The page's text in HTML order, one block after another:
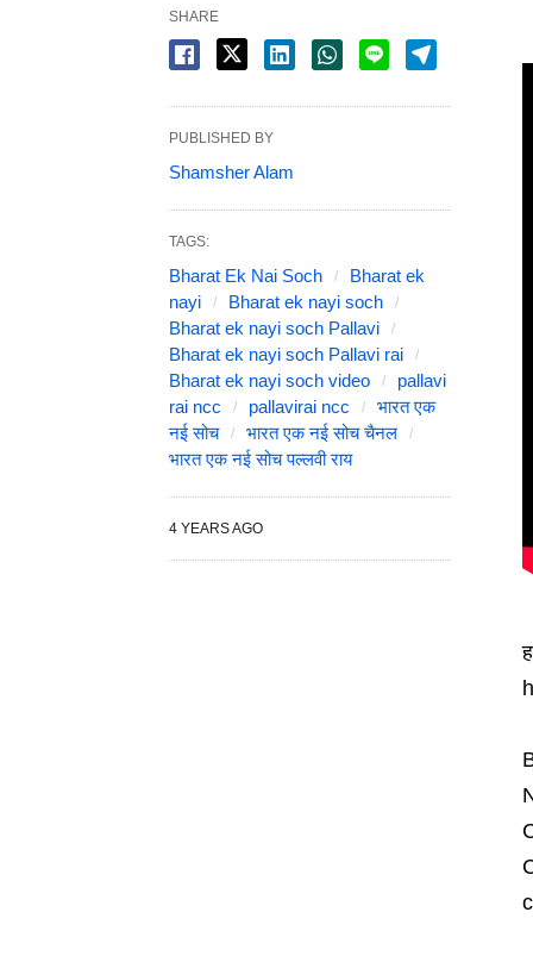
SHARE
PUBLISHED BY
Shamsher Alam
TAGS:
Bharat Ek Nai Soch
Bharat ek
nayi
Bharat ek nayi soch
Bharat ek nayi soch Pallavi
Bharat ek nayi soch Pallavi rai
Bharat ek nayi soch video
pallavi
rai ncc
pallavirai ncc
भारत एक
नई सोच
भारत एक नई सोच चैनल
भारत एक नई सोच पल्लवी राय
4 YEARS AGO